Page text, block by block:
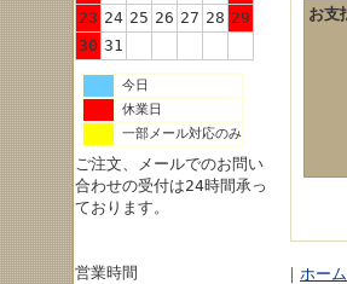
23 24 25 26 27 28 29
30 31
今日
休業日
一部メール対応のみ
ご注文、メールでのお問い
合わせの受付は24時間承っ
ております。
営業時間
お支
｜ ホーム